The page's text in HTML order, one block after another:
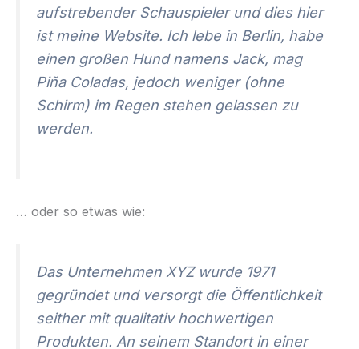
aufstrebender Schauspieler und dies hier
ist meine Website. Ich lebe in Berlin, habe
einen großen Hund namens Jack, mag
Piña Coladas, jedoch weniger (ohne
Schirm) im Regen stehen gelassen zu
werden.
… oder so etwas wie:
Das Unternehmen XYZ wurde 1971
gegründet und versorgt die Öffentlichkeit
seither mit qualitativ hochwertigen
Produkten. An seinem Standort in einer